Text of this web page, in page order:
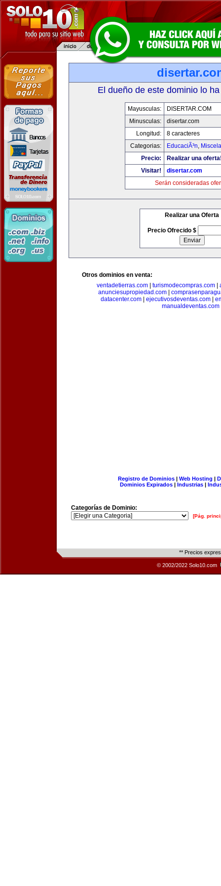
El dueño de este dominio lo
Mayusculas:
DISERTAR.COM
Minusculas:
disertar.com
Longitud:
8 caracteres
Categorias:
EducaciÃ³n,
Precio:
Realizar una
Visitar!
disertar.com
Serán consideradas
Realizar una Oferta
Precio Ofrecido $
Otros dominios en venta:
ventadetierras.com
turismodecompras.com
anunciesupropiedad.com|
datacenter.com
ejecutivosdeventas.com
manualdeventas.com
Registro de Dominios| Web Hosting |
Dominios Expirados | Industrias |
Categorías de Dominio:
[Pág.
** Precios
© 2002/2022 Solo10.com